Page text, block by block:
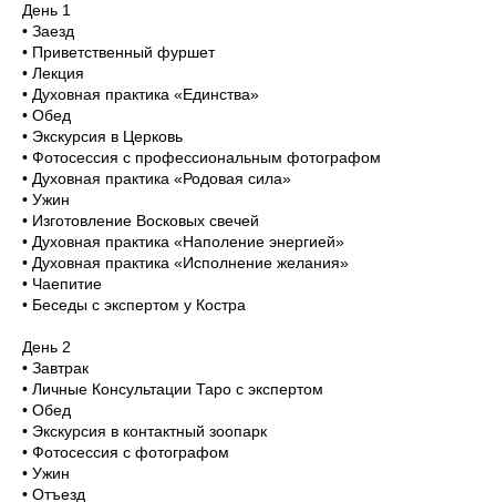
День 1
• Заезд
• Приветственный фуршет
• Лекция
• Духовная практика «Единства»
• Обед
• Экскурсия в Церковь
• Фотосессия с профессиональным фотографом
• Духовная практика «Родовая сила»
• Ужин
• Изготовление Восковых свечей
• Духовная практика «Наполение энергией»
• Духовная практика «Исполнение желания»
• Чаепитие
• Беседы с экспертом у Костра
День 2
• Завтрак
• Личные Консультации Таро с экспертом
• Обед
• Экскурсия в контактный зоопарк
• Фотосессия с фотографом
• Ужин
• Отъезд